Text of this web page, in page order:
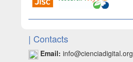
| Contacts
Email: info@cienciadigital.org